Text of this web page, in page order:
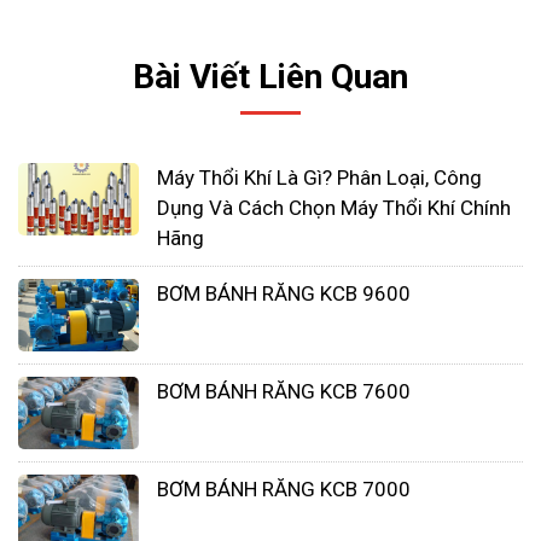
Tóm lại, máy bơm bánh răng ăn khớp trong là một
thiết bị quan trọng trong các ngành công nghiệp,
đặc biệt là trong lĩnh vực xử lý nước và hóa chất.
Với những đặc điểm kỹ thuật nổi bật như thiết kế
bánh răng ăn khớp trong, vật liệu chế tạo chịu
được áp lực và hóa chất, khả năng chống ăn mòn,
Bài Viết Liên Quan
Máy Thổi Khí Là Gì? Phân Loại, Công
Dụng Và Cách Chọn Máy Thổi Khí Chính
Hãng
BƠM BÁNH RĂNG KCB 9600
BƠM BÁNH RĂNG KCB 7600
BƠM BÁNH RĂNG KCB 7000